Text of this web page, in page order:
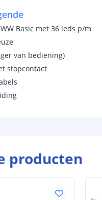
Basic met 36 leds p/m
van bediening)
stopcontact
producten